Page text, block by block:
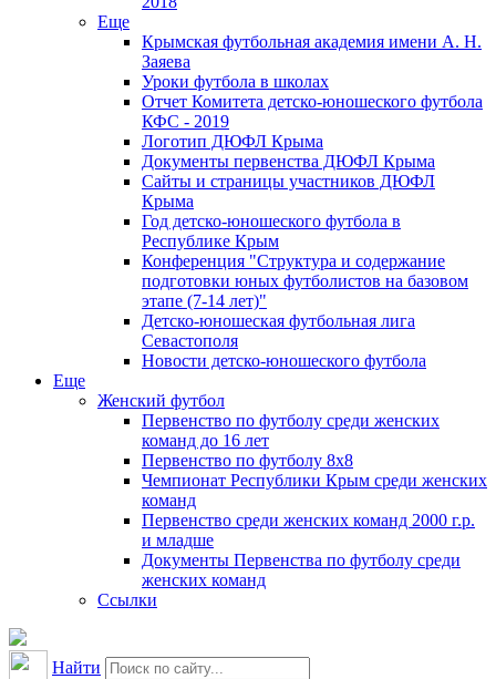
Еще
Крымская футбольная академия имени А. Н.
Заяева
Уроки футбола в школах
Отчет Комитета детско-юношеского футбола
КФС - 2019
Логотип ДЮФЛ Крыма
Документы первенства ДЮФЛ Крыма
Сайты и страницы участников ДЮФЛ
Крыма
Год детско-юношеского футбола в
Республике Крым
Конференция "Структура и содержание
подготовки юных футболистов на базовом
этапе (7-14 лет)"
Детско-юношеская футбольная лига
Севастополя
Новости детско-юношеского футбола
Еще
Женский футбол
Первенство по футболу среди женских
команд до 16 лет
Первенство по футболу 8х8
Чемпионат Республики Крым среди женских
команд
Первенство среди женских команд 2000 г.р.
и младше
Документы Первенства по футболу среди
женских команд
Ссылки
Найти